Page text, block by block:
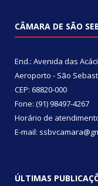
CÂMARA DE SÃO
End.: Avenida das
Aeroporto - São
CEP: 68820-000
Fone: (91) 98497-4267
Horário de
E-mail:
ÚLTIMAS